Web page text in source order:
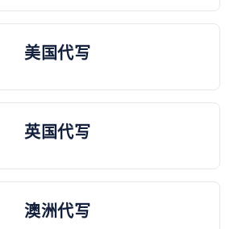
美国代写
英国代写
澳洲代写